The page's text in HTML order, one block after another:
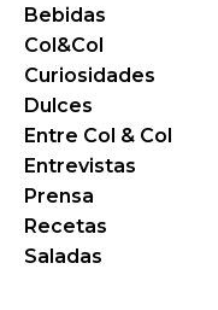
Bebidas
Col&Col
Curiosidades
Dulces
Entre Col & Col
Entrevistas
Prensa
Recetas
Saladas